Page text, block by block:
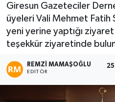
Giresun Gazeteciler
üyeleri Vali Mehmet
yeni yerine yaptığı
teşekkür ziyaretinde
REMZI MAMAŞOĞLU
EDITÖR
Haber Arşivi